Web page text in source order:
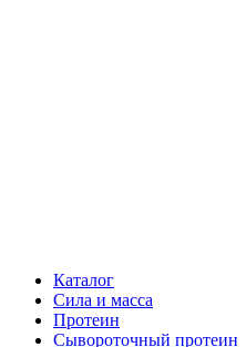
Каталог
Сила и масса
Протеин
Сывороточный протеин